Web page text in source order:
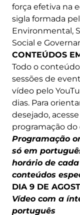
força efetiva na
sigla formada
Environmental,
Social e
CONTEÚDOS
Todo o
sessões de
vídeo pelo
dias. Para
desejado,
programação
Programação
só em
horário de
conteúdos
DIA 9 DE
Vídeo com a
português